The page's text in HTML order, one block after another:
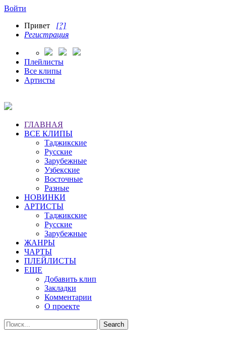
Войти
Привет [?]
Регистрация
Плейлисты
Все клипы
Артисты
ГЛАВНАЯ
ВСЕ КЛИПЫ
Таджикские
Русские
Зарубежные
Узбекские
Восточные
Разные
НОВИНКИ
АРТИСТЫ
Таджикские
Русские
Зарубежные
ЖАНРЫ
ЧАРТЫ
ПЛЕЙЛИСТЫ
ЕЩЕ
Добавить клип
Закладки
Комментарии
О проекте